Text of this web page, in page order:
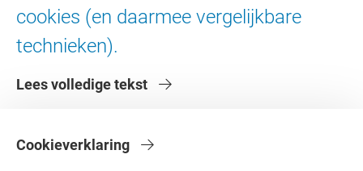
cookies (en daarmee vergelijkbare
technieken).
Lees volledige tekst
Cookieverklaring
Over de VU
Contact en route
Faculteiten